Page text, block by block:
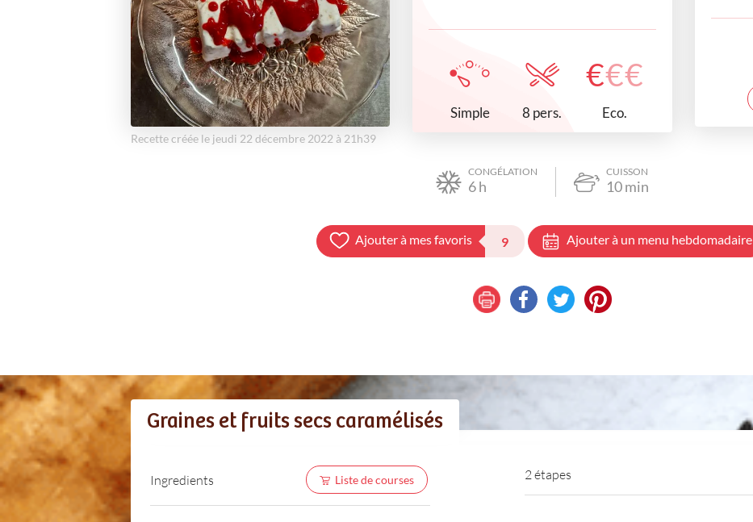
Recette créée le jeudi 22 décembre 2022 à 21h39
Simple 8 pers.
€€€
Eco.
CONGÉLATION
6h
CUISSON
10min
Ajouter à mes favoris 9 Ajouter à un menu hebdomadaire
Graines et fruits secs caramélisés
Ingredients Liste de courses 2 étapes